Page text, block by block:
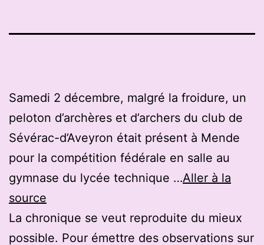
Samedi 2 décembre, malgré la froidure, un
peloton d’archères et d’archers du club de
Sévérac-d’Aveyron était présent à Mende
pour la compétition fédérale en salle au
gymnase du lycée technique …Aller à la
source
La chronique se veut reproduite du mieux
possible. Pour émettre des observations sur